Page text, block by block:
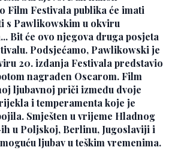
Film Festivala publika će imati
s Pawlikowskim u okviru
Bit će ovo njegova druga posjeta
Podsjećamo, Pawlikowski je
20. izdanja Festivala predstavio
nagrađen Oscarom. Film
ljubavnoj priči između dvoje
i temperamenta koje je
Smješten u vrijeme Hladnog
u Poljskoj, Berlinu, Jugoslaviji i
ljubav u teškim vremenima.